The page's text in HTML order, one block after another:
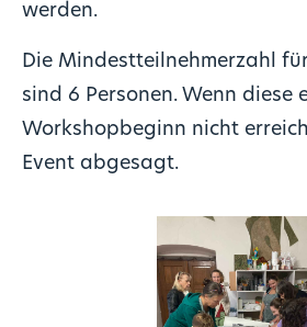
werden.
Die Mindestteilnehmerzahl
sind 6 Personen. Wenn diese
Workshopbeginn nicht
Event abgesagt.